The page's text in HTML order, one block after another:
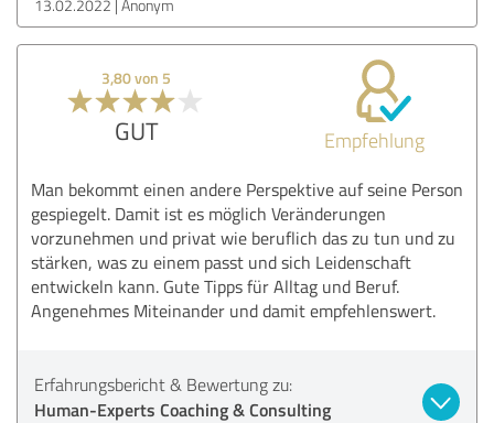
13.02.2022 Anonym
3,80 von 5
GUT Empfehlung
Man bekommt einen andere Perspektive auf seine Person
gespiegelt. Damit ist es möglich Veränderungen
vorzunehmen und privat wie beruflich das zu tun und zu
stärken, was zu einem passt und sich Leidenschaft
entwickeln kann. Gute Tipps für Alltag und Beruf.
Angenehmes Miteinander und damit empfehlenswert.
Erfahrungsbericht & Bewertung zu:
Human-Experts Coaching & Consulting